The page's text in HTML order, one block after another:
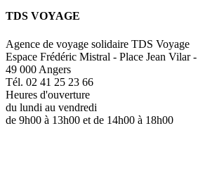
TDS VOYAGE
Agence de voyage solidaire TDS Voyage
Espace Frédéric Mistral - Place Jean Vilar
49 000 Angers
Tél. 02 41 25 23 66
Heures d'ouverture
du lundi au vendredi
de 9h00 à 13h00 et de 14h00 à 18h00